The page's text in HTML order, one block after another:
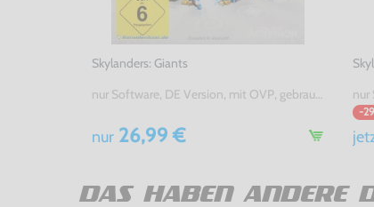
Skylanders: Giants
nur Software, DE Version, mit OVP, gebraucht
nur 26,99 €
-
DAS HABEN ANDERE